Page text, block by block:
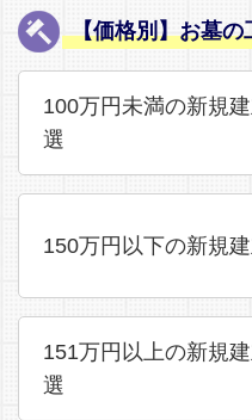
【価格別】お墓の
100万円未満の新規
選
150万円以下の新規
151万円以上の新規
選